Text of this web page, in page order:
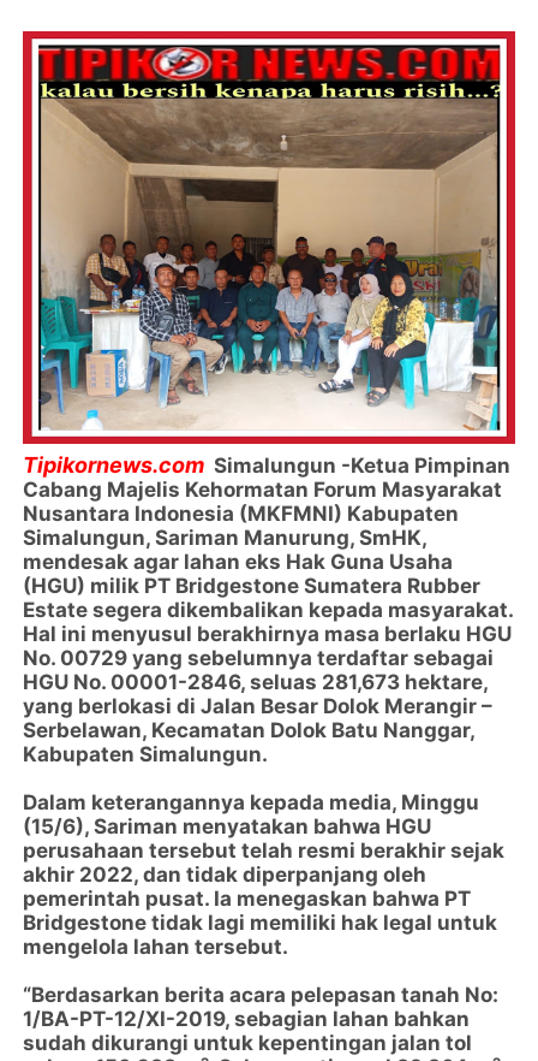
Tipikornews.com Simalungun -Ketua Pimpinan
Cabang Majelis Kehormatan Forum Masyarakat
Nusantara Indonesia (MKFMNI) Kabupaten
Simalungun, Sariman Manurung, SmHK,
mendesak agar lahan eks Hak Guna Usaha
(HGU) milik PT Bridgestone Sumatera Rubber
Estate segera dikembalikan kepada masyarakat.
Hal ini menyusul berakhirnya masa berlaku HGU
No. 00729 yang sebelumnya terdaftar sebagai
HGU No. 00001-2846, seluas 281,673 hektare,
yang berlokasi di Jalan Besar Dolok Merangir –
Serbelawan, Kecamatan Dolok Batu Nanggar,
Kabupaten Simalungun.
Dalam keterangannya kepada media, Minggu
(15/6), Sariman menyatakan bahwa HGU
perusahaan tersebut telah resmi berakhir sejak
akhir 2022, dan tidak diperpanjang oleh
pemerintah pusat. Ia menegaskan bahwa PT
Bridgestone tidak lagi memiliki hak legal untuk
mengelola lahan tersebut.
“Berdasarkan berita acara pelepasan tanah No:
1/BA-PT-12/XI-2019, sebagian lahan bahkan
sudah dikurangi untuk kepentingan jalan tol